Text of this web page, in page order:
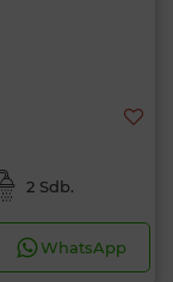
2 Sdb.
WhatsApp